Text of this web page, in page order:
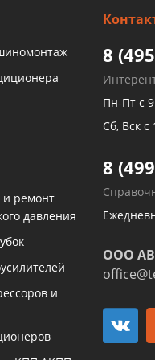
и ремонт
давления
и
8
Пн-Пт с
Сб, Вск с
8
ООО